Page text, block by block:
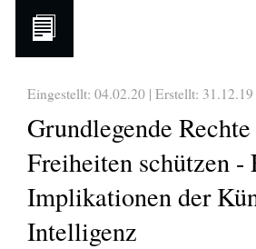
Eingestellt: 04.02.20 | Erstellt: 31.12.19
Grundlegende
Freiheiten schützen -
Implikationen der
Intelligenz